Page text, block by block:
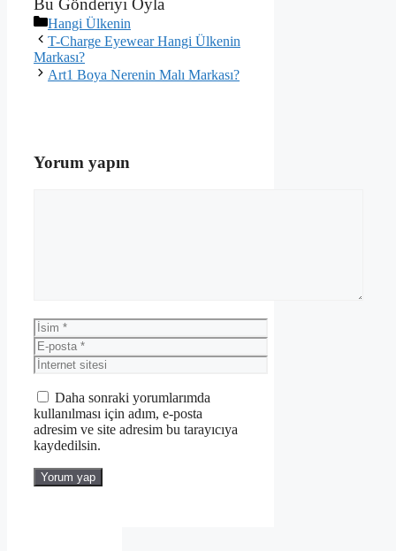
Bu Gönderiyi Oyla
Kategoriler
Hangi Ülkenin
T-Charge Eyewear Hangi Ülkenin
Markası?
Art1 Boya Nerenin Malı Markası?
Yorum yapın
İsim
E-
posta
İnternet
sitesi
Daha sonraki yorumlarımda
kullanılması için adım, e-posta
adresim ve site adresim bu tarayıcıya
kaydedilsin.